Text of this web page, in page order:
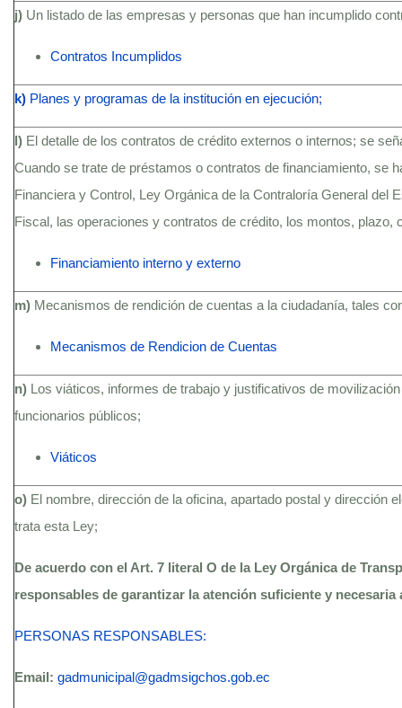
j) Un listado de las empresas y personas que han incumplido
Contratos Incumplidos
k) Planes y programas de la institución en ejecución;
l) El detalle de los contratos de crédito externos o internos; se
Cuando se trate de préstamos o contratos de financiamiento, se
Financiera y Control, Ley Orgánica de la Contraloría General del
Fiscal, las operaciones y contratos de crédito, los montos, plazo,
Financiamiento interno y externo
m) Mecanismos de rendición de cuentas a la ciudadanía, tales
Mecanismos de Rendicion de Cuentas
n) Los viáticos, informes de trabajo y justificativos de
funcionarios públicos;
Viáticos
o) El nombre, dirección de la oficina, apartado postal y dirección
trata esta Ley;
De acuerdo con el Art. 7 literal O de la Ley Orgánica de
responsables de garantizar la atención suficiente y
PERSONAS RESPONSABLES:
Email: gadmunicipal@gadmsigchos.gob.ec